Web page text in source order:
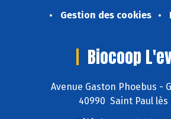
Gestion des cookies
Biocoop
Avenue Gaston Phoebus -
40990 Saint Paul lès